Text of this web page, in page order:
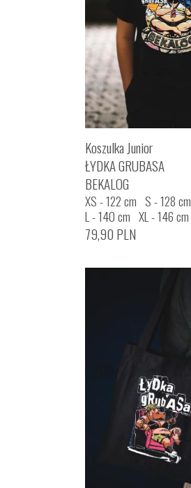
Koszulka Junior
ŁYDKA GRUBASA
BEKALOG
XS - 122 cm S - 128 cm
L - 140 cm XL - 146 cm
79,90 PLN